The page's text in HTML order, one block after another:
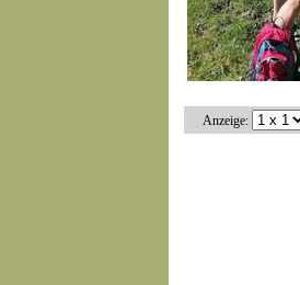
Anzeige: